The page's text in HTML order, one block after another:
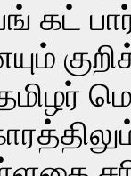
கட்